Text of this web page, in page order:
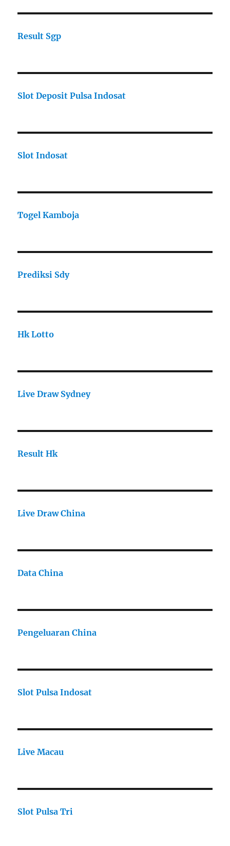
Result Sgp
Slot Deposit Pulsa Indosat
Slot Indosat
Togel Kamboja
Prediksi Sdy
Hk Lotto
Live Draw Sydney
Result Hk
Live Draw China
Data China
Pengeluaran China
Slot Pulsa Indosat
Live Macau
Slot Pulsa Tri